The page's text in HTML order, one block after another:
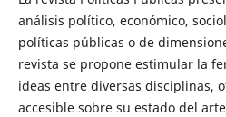
análisis político, económico,
políticas públicas o de
revista se propone estimular la
ideas entre diversas disciplinas,
accesible sobre su estado del